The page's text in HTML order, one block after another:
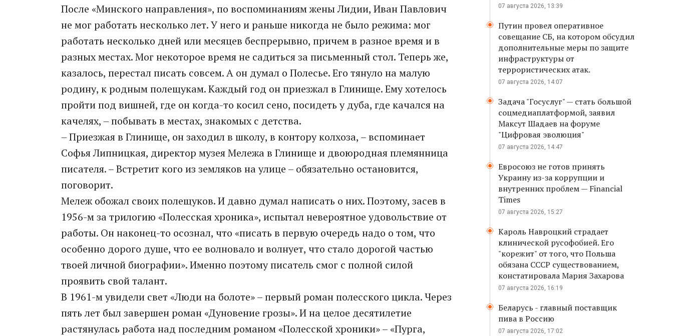
После «Минского направления», по воспоминаниям жены Лидии, Иван Павлович
не мог работать несколько лет. У него и раньше никогда не было режима: мог
работать несколько дней или месяцев беспрерывно, причем в разное время и в
разных местах. Мог некоторое время не садиться за письменный стол. Теперь же,
казалось, перестал писать совсем. А он думал о Полесье. Его тянуло на малую
родину, к родным полещукам. Каждый год он приезжал в Глинище. Ему хотелось
пройти под вишней, где он когда-то косил сено, посидеть у дуба, где качался на
качелях, – побывать в местах, знакомых с детства.
– Приезжая в Глинище, он заходил в школу, в контору колхоза, – вспоминает
Софья Липницкая, директор музея Мележа в Глинище и двоюродная племянница
писателя. – Встретит кого из земляков на улице – обязательно остановится,
поговорит.
Мележ обожал своих полещуков. И давно думал написать о них. Поэтому, засев в
1956-м за трилогию «Полесская хроника», испытал невероятное удовольствие от
работы. Он наконец-то осознал, что «писать в первую очередь надо о том, что
особенно дорого душе, что ее волновало и волнует, что стало дорогой частью
твоей личной биографии». Именно поэтому писатель смог с полной силой
проявить свой талант.
В 1961-м увидели свет «Люди на болоте» – первый роман полесского цикла. Через
пять лет был завершен роман «Дуновение грозы». И на целое десятилетие
растянулась работа над последним романом «Полесской хроники» – «Пурга,
07 августа 2026, 13:39
Путин провел оперативное
совещание СБ, на котором обсудил
дополнительные меры по защите
инфраструктуры от
террористических атак.
07 августа 2026, 14:07
Задача "Госуслуг" — стать большой
соцмедиаплатформой, заявил
Максут Шадаев на форуме
"Цифровая эволюция"
07 августа 2026, 14:47
Евросоюз не готов принять
Украину из-за коррупции и
внутренних проблем — Financial
Times
07 августа 2026, 15:27
Кароль Навроцкий страдает
клинической русофобией. Его
"корежит" от того, что Польша
обязана СССР существованием,
констатировала Мария Захарова
07 августа 2026, 16:19
Беларусь - главный поставщик
пива в Россию
07 августа 2026, 17:02